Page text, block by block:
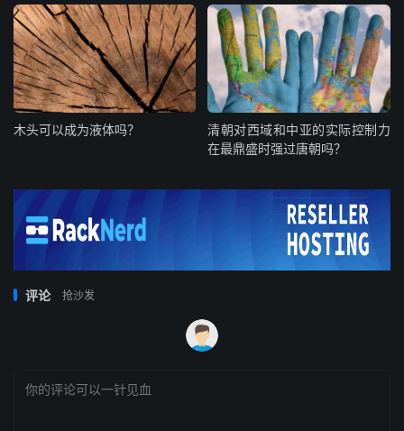
木头可以成为液体吗？
清朝对西域和中亚的实际控制力
在最鼎盛时强过唐朝吗？
评论 抢沙发